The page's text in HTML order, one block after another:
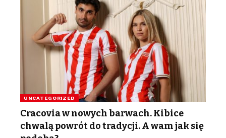
UNCATEGORIZED
Cracovia w nowych barwach. Kibice
chwalą powrót do tradycji. A wam jak się